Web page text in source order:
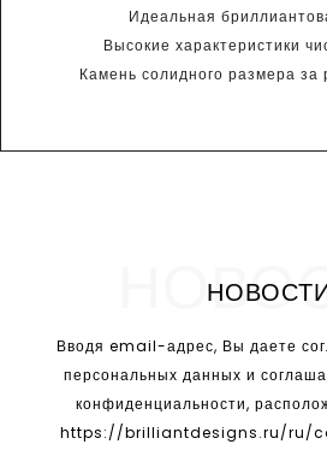
Идеальная
Высокие характеристики
Камень солидного размера за
Вводя email-адрес, Вы даете
персональных данных и
конфиденциальности,
https://brilliantdesigns.ru/ru/